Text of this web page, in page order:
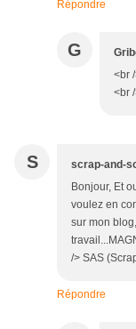
Répondre
G
<br
<br
S scrap-and-
Bonjour, Et
voulez en
sur mon
/> SAS
Répondre